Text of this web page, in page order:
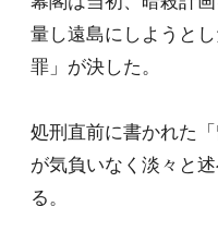
量し遠島にしようと
罪」が決した。
処刑直前に書かれた
が気負いなく淡々と
る。